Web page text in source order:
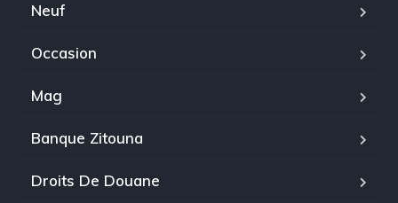
Neuf
Occasion
Mag
Banque Zitouna
Droits De Douane